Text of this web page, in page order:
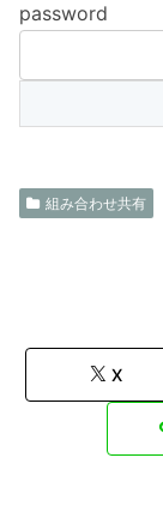
password
組み合わせ共有
X